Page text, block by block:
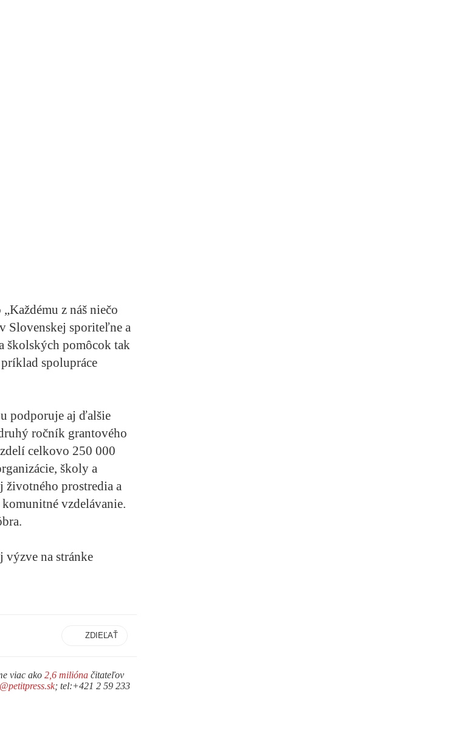
z náš niečo
Slovenskej sporiteľne a
školských pomôcok tak
spolupráce
podporuje aj ďalšie
ročník grantového
celkovo 250 000
školy a
životného prostredia a
vzdelávanie.
výzve na stránke
ZDIEĽAŤ
viac ako 2,6 milióna čitateľov
; tel:+421 2 59 233